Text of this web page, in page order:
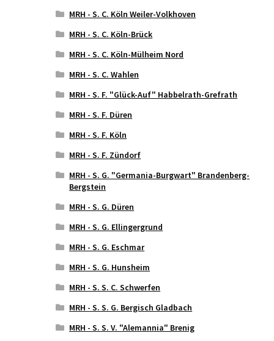
MRH - S. C. Köln Weiler-Volkhoven
MRH - S. C. Köln-Brück
MRH - S. C. Köln-Mülheim Nord
MRH - S. C. Wahlen
MRH - S. F. "Glück-Auf" Habbelrath-Grefrath
MRH - S. F. Düren
MRH - S. F. Köln
MRH - S. F. Zündorf
MRH - S. G. "Germania-Burgwart" Brandenberg-
Bergstein
MRH - S. G. Düren
MRH - S. G. Ellingergrund
MRH - S. G. Eschmar
MRH - S. G. Hunsheim
MRH - S. S. C. Schwerfen
MRH - S. S. G. Bergisch Gladbach
MRH - S. S. V. "Alemannia" Brenig